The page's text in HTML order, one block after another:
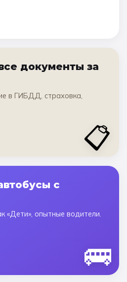
документы за
в ГИБДД, страховка,
📋
с
«Дети», опытные водители.
🚌